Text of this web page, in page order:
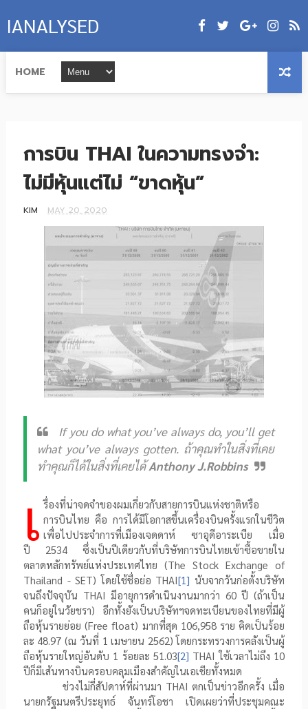
IANALYSED
HOME
การบิน THAI ในความทรงจำ:
ไม่มีหุ้นแต่ไม่ “ขาดหุ้น”
KIM MAY 20, 2020
If you do what you’ve always do, you’ll get
what you’ve always gotten. ถ้าคุณทำในสิ่งที่เคย
ทำคุณก็ได้ในสิ่งที่เคยได้Anthony J.Robbins
เ รื่องที่น่าจดจำของผมเกี่ยวกับสายการบินแห่งชาติหรือ
การบินไทย คือ การได้มีโอกาสขึ้นเครื่องบินครั้งแรกในชีวิต
เพื่อไปประจำการที่เมืองเจดดาห์ ซาอุดีอาระเบีย เมื่อ
ปี 2534 ซึ่งเป็นปีเดียวกับที่บริษัทการบินไทยเข้าซื้อขายใน
ตลาดหลักทรัพย์แห่งประเทศไทย (The Stock Exchange of
Thailand - SET)โดยใช้ชื่อย่อ THAI[1] นับจากวันก่อตั้งบริษัท
จนถึงปัจจุบัน THAIมีอายุการดำเนินงานมากว่า 60ปี (ถ้าเป็น
คนก็อยู่ในวัยชรา) อีกทั้งยังเป็นบริษัทฯจดทะเบียนของไทยที่มีผู้
ถือหุ้นรายย่อย(Free float) มากที่สุด 106,958 ราย คิดเป็นร้อย
ละ 48.97 (ณ วันที่ 1 เมษายน 2562) โดยกระทรวงการคลังเป็นผู้
ถือหุ้นรายใหญ่อันดับ 1 ร้อยละ51.03[2] THAIใช้เวลาไม่ถึง 10
ปีก็มีเส้นทางบินครอบคลุมเมืองสำคัญในเอเชียทั้งหมด
ช่วงไม่กี่สัปดาห์ที่ผ่านมา THAIตกเป็นข่าวอีกครั้ง เมื่อ
นายกรัฐมนตรีประยุทธ์ จันทร์โอชา เปิดเผยว่าที่ประชุมคณะ